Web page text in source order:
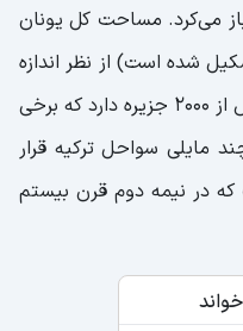
باز می‌کرد. مساحت کل یونان
شده است) از نظر اندازه
با انگلیس برابری می‌کند. یونان بیش از 2000 جزیره دارد که برخی
مایلی سواحل ترکیه قرار
در نیمه دوم قرن بیستم